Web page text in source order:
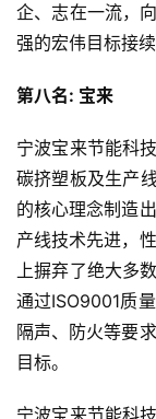
企、志在一流，
强的宏伟目标接续
第八名: 宝来
宁波宝来节能科
碳挤塑板及生产
的核心理念制造
产线技术先进，
上摒弃了绝大多
通过ISO9001质
隔声、防火等要
目标。